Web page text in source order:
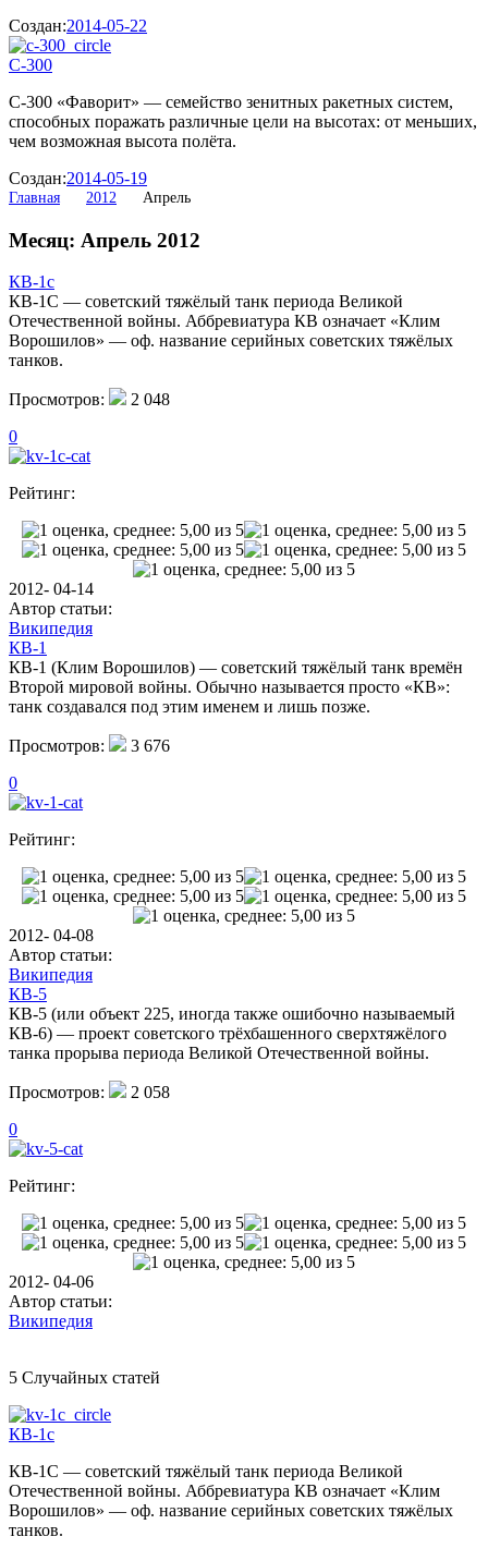
Создан:2014-05-22
С-300
С-300 «Фаворит» — семейство зенитных ракетных систем,
способных поражать различные цели на высотах: от меньших,
чем возможная высота полёта.
Создан:2014-05-19
Главная 2012 Апрель
Месяц: Апрель 2012
КВ-1с
КВ-1С — советский тяжёлый танк периода Великой
Отечественной войны. Аббревиатура КВ означает «Клим
Ворошилов» — оф. название серийных советских тяжёлых
танков.
Просмотров:
2 048
0
Рейтинг:
2012- 04-14
Автор статьи:
Википедия
КВ-1
КВ-1 (Клим Ворошилов) — советский тяжёлый танк времён
Второй мировой войны. Обычно называется просто «КВ»:
танк создавался под этим именем и лишь позже.
Просмотров:
3 676
0
Рейтинг:
2012- 04-08
Автор статьи:
Википедия
КВ-5
КВ-5 (или объект 225, иногда также ошибочно называемый
КВ-6) — проект советского трёхбашенного сверхтяжёлого
танка прорыва периода Великой Отечественной войны.
Просмотров:
2 058
0
Рейтинг:
2012- 04-06
Автор статьи:
Википедия
5 Случайных статей
КВ-1с
КВ-1С — советский тяжёлый танк периода Великой
Отечественной войны. Аббревиатура КВ означает «Клим
Ворошилов» — оф. название серийных советских тяжёлых
танков.